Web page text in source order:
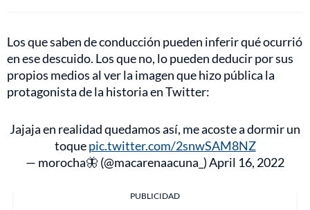
Los que saben de conducción pueden inferir qué ocurrió
en ese descuido. Los que no, lo pueden deducir por sus
propios medios al ver la imagen que hizo pública la
protagonista de la historia en Twitter:
Jajaja en realidad quedamos así, me acoste a dormir un
toquepic.twitter.com/2snwSAM8NZ
— morocha🦋 (@macarenaacuna_)April 16, 2022
PUBLICIDAD